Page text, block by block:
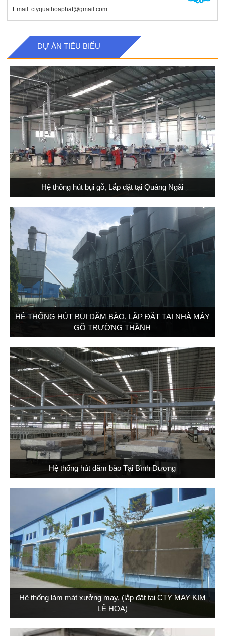
Email: ctyquathoaphat@gmail.com
DỰ ÁN TIÊU BIỂU
Hệ thống hút bụi gỗ, Lắp đặt tại Quảng Ngãi
HỆ THỐNG HÚT BỤI DĂM BÀO, LẮP ĐẶT TẠI NHÀ MÁY
GỖ TRƯỜNG THÀNH
Hệ thống hút dăm bào Tại Bình Dương
Hệ thống làm mát xưởng may, (lắp đặt tại CTY MAY KIM
LỆ HOA)